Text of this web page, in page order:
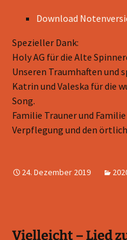
Download
Spezieller Dank:
Holy AG für die Alte
Unseren Traumhaften und
Katrin und Valeska für die
Song.
Familie Trauner und
Verpflegung und den
24. Dezember 2019
Vielleicht – Lied